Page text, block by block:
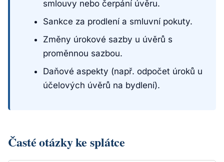
smlouvy nebo čerpání úvěru.
Sankce za prodlení a smluvní pokuty.
Změny úrokové sazby u úvěrů s
proměnnou sazbou.
Daňové aspekty (např. odpočet úroků u
účelových úvěrů na bydlení).
Časté otázky ke splátce